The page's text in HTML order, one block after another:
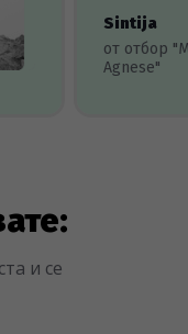
Sintija
от отбор
Agnese"
и се